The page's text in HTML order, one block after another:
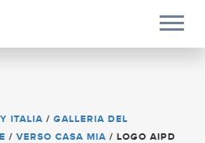
ITALIA / GALLERIA DEL
/ VERSO CASA MIA / LOGO AIPD